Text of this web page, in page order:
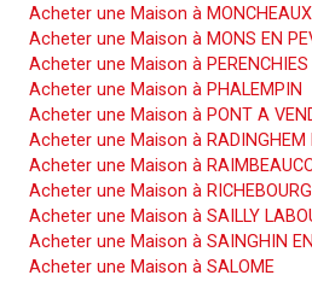
Acheter une Maison à MONCHEAUX
Acheter une Maison à MONS EN
Acheter une Maison à PERENCHIES
Acheter une Maison à PHALEMPIN
Acheter une Maison à PONT A
Acheter une Maison à RADINGHEM
Acheter une Maison à
Acheter une Maison à RICHEBOURG
Acheter une Maison à SAILLY
Acheter une Maison à SAINGHIN
Acheter une Maison à SALOME